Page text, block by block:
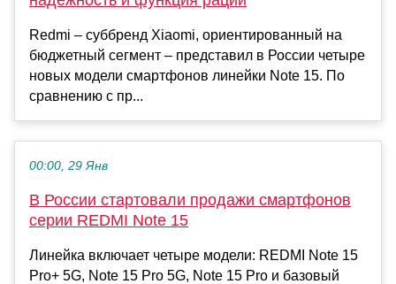
Redmi – суббренд Xiaomi, ориентированный на
бюджетный сегмент – представил в России четыре
новых модели смартфонов линейки Note 15. По
сравнению с пр...
00:00, 29 Янв
В России стартовали продажи смартфонов
серии REDMI Note 15
Линейка включает четыре модели: REDMI Note 15
Pro+ 5G, Note 15 Pro 5G, Note 15 Pro и базовый